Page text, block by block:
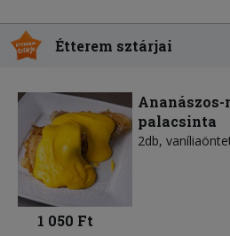
Étterem sztárjai
palacsinta
2db,
1 050 Ft